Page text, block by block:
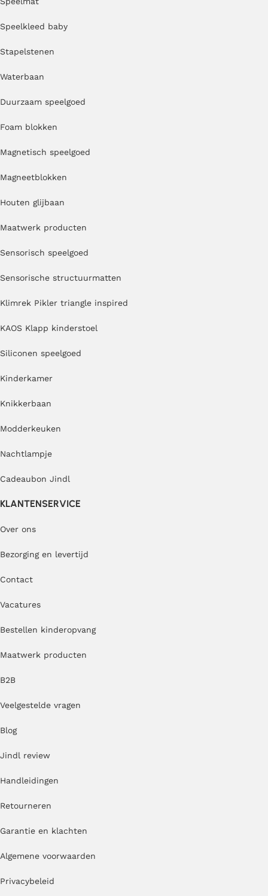
Speelkleed baby
Stapelstenen
Waterbaan
Duurzaam speelgoed
Foam blokken
Magnetisch speelgoed
Magneetblokken
Houten glijbaan
Maatwerk producten
Sensorisch speelgoed
Sensorische structuurmatten
Klimrek Pikler triangle inspired
KAOS Klapp kinderstoel
Siliconen speelgoed
Kinderkamer
Knikkerbaan
Modderkeuken
Nachtlampje
Cadeaubon Jindl
KLANTENSERVICE
Over ons
Bezorging en levertijd
Contact
Vacatures
Bestellen kinderopvang
Maatwerk producten
B2B
Veelgestelde vragen
Blog
Jindl review
Handleidingen
Retourneren
Garantie en klachten
Algemene voorwaarden
Privacybeleid